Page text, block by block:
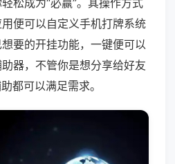
松成为“必赢”。其操作方式
便可以自定义手机打牌系统
要的开挂功能，一键便可以
器，不管你是想分享给好友
都可以满足需求。